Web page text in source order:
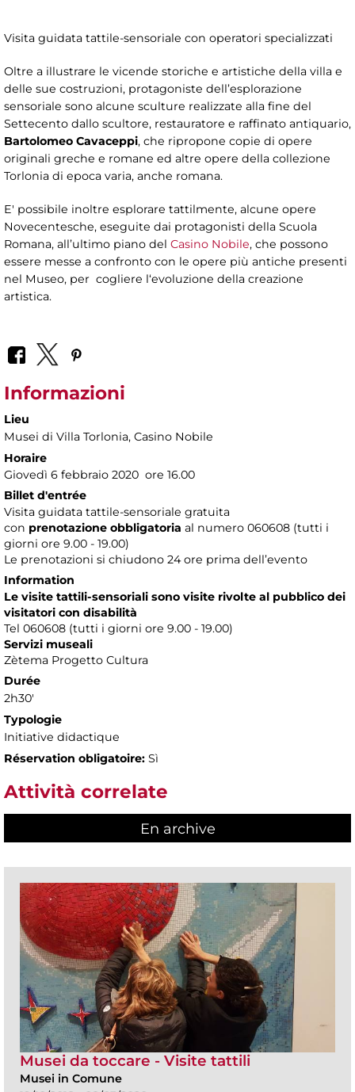
Visita guidata tattile-sensoriale con operatori specializzati
Oltre a illustrare le vicende storiche e artistiche della villa e
delle sue costruzioni, protagoniste dell’esplorazione
sensoriale sono alcune sculture realizzate alla fine del
Settecento dallo scultore, restauratore e raffinato antiquario,
Bartolomeo Cavaceppi, che ripropone copie di opere
originali greche e romane ed altre opere della collezione
Torlonia di epoca varia, anche romana.
E' possibile inoltre esplorare tattilmente, alcune opere
Novecentesche, eseguite dai protagonisti della Scuola
Romana, all’ultimo piano del Casino Nobile, che possono
essere messe a confronto con le opere più antiche presenti
nel Museo, per cogliere l‘evoluzione della creazione
artistica.
Informazioni
Lieu
Musei di Villa Torlonia, Casino Nobile
Horaire
Giovedì 6 febbraio 2020 ore 16.00
Billet d'entrée
Visita guidata tattile-sensoriale gratuita
con prenotazione obbligatoria al numero 060608 (tutti i
giorni ore 9.00 - 19.00)
Le prenotazioni si chiudono 24 ore prima dell’evento
Information
Le visite tattili-sensoriali sono visite rivolte al pubblico dei
visitatori con disabilità
Tel 060608 (tutti i giorni ore 9.00 - 19.00)
Servizi museali
Zètema Progetto Cultura
Durée
2h30'
Typologie
Initiative didactique
Réservation obligatoire: Sì
Attività correlate
En archive
Musei da toccare - Visite tattili
Musei in Comune